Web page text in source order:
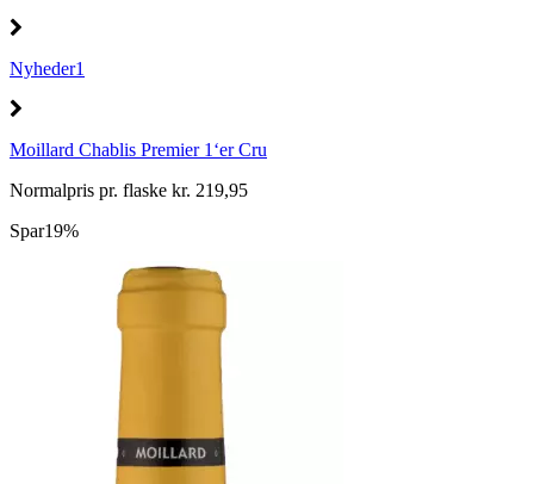
Nyheder1
Moillard Chablis Premier 1‘er Cru
Normalpris pr. flaske kr. 219,95
Spar19%